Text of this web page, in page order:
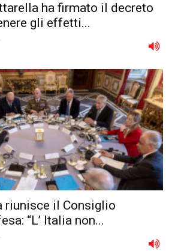
ha firmato il decreto
gli effetti...
-
riunisce il Consiglio
“L’ Italia non...
-